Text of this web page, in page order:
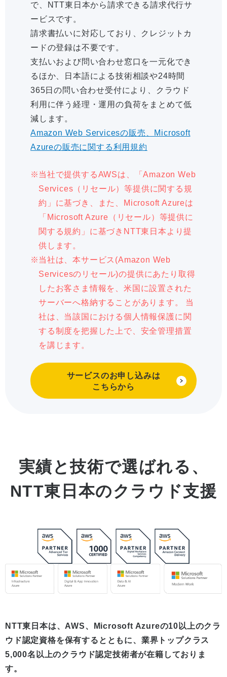
で、NTT東日本から請求できる請求代行サ
ービスです。
請求書払いに対応しており、クレジットカ
ードの登録は不要です。
支払いおよび問い合わせ窓口を一元化でき
るほか、日本語による技術相談や24時間
365日の問い合わせ受付により、クラウド
利用に伴う経理・運用の負荷をまとめて低
減します。
Amazon Web Servicesの販売、Microsoft
Azureの販売に関する利用規約
当社で提供するAWSは、「Amazon Web
Services（リセール）等提供に関する規
約」に基づき、また、Microsoft Azureは
「Microsoft Azure（リセール）等提供に
関する規約」に基づきNTT東日本より提
供します。
当社は、本サービス(Amazon Web
Servicesのリセール)の提供にあたり取得
したお客さま情報を、米国に設置された
サーバーへ格納することがあります。 当
社は、当該国における個人情報保護に関
する制度を把握した上で、安全管理措置
を講じます。
サービスのお申し込みは
こちらから
実績と技術で選ばれる、
NTT東日本のクラウド支援
NTT東日本は、AWS、Microsoft Azureの10以上のクラ
ウド認定資格を保有するとともに、 業界トップクラス
5,000名以上のクラウド認定技術者が在籍しておりま
す。